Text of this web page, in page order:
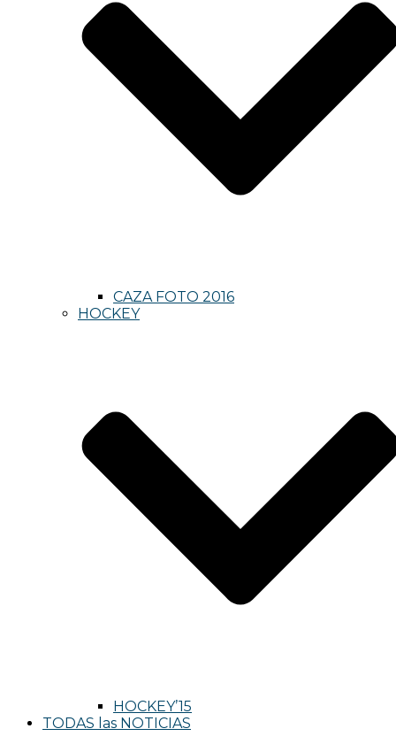
CAZA FOTO 2016
HOCKEY
HOCKEY’15
TODAS las NOTICIAS